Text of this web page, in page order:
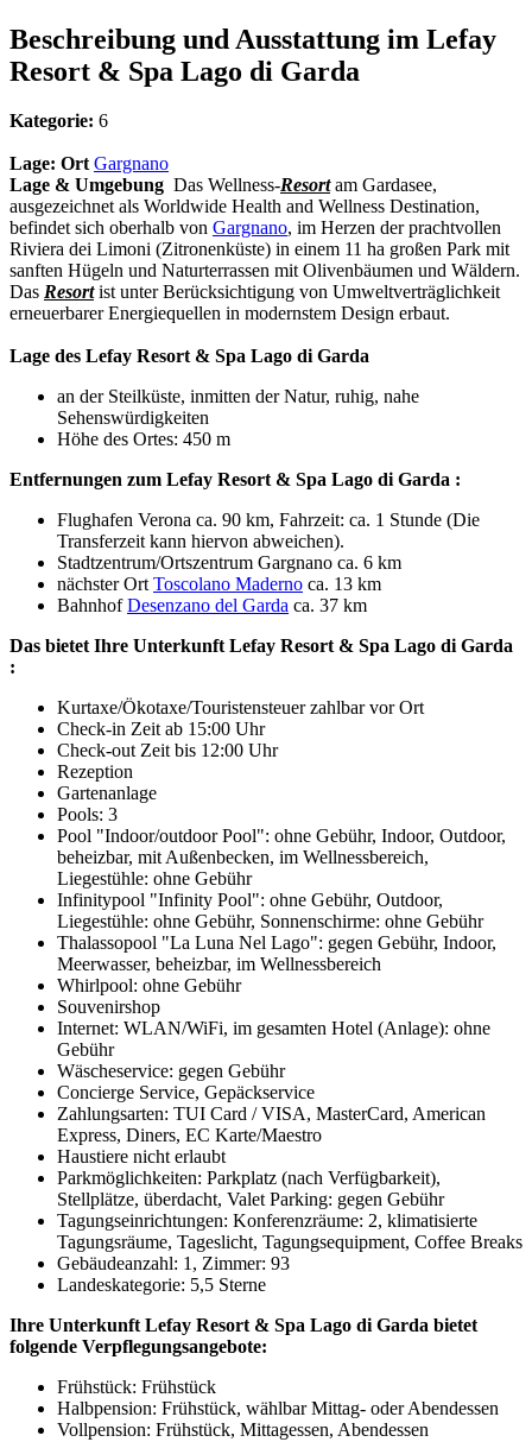
Beschreibung und Ausstattung im Lefay
Resort & Spa Lago di Garda
Kategorie: 6
Lage: Ort Gargnano
Lage & Umgebung Das Wellness-Resortam Gardasee,
ausgezeichnet als Worldwide Health and Wellness Destination,
befindet sich oberhalb von Gargnano, im Herzen der prachtvollen
Riviera dei Limoni (Zitronenküste) in einem 11 ha großen Park mit
sanften Hügeln und Naturterrassen mit Olivenbäumen und Wäldern.
Das Resortist unter Berücksichtigung von Umweltverträglichkeit
erneuerbarer Energiequellen in modernstem Design erbaut.
Lage des Lefay Resort & Spa Lago di Garda
an der Steilküste, inmitten der Natur, ruhig, nahe
Sehenswürdigkeiten
Höhe des Ortes: 450 m
Entfernungen zum Lefay Resort & Spa Lago di Garda :
Flughafen Verona ca. 90 km, Fahrzeit: ca. 1 Stunde (Die
Transferzeit kann hiervon abweichen).
Stadtzentrum/Ortszentrum Gargnano ca. 6 km
nächster OrtToscolano Maderno ca. 13 km
BahnhofDesenzano del Garda ca. 37 km
Das bietet Ihre Unterkunft Lefay Resort & Spa Lago di Garda
:
Kurtaxe/Ökotaxe/Touristensteuer zahlbar vor Ort
Check-in Zeit ab 15:00 Uhr
Check-out Zeit bis 12:00 Uhr
Rezeption
Gartenanlage
Pools: 3
Pool "Indoor/outdoor Pool": ohne Gebühr, Indoor, Outdoor,
beheizbar, mit Außenbecken, im Wellnessbereich,
Liegestühle: ohne Gebühr
Infinitypool "Infinity Pool": ohne Gebühr, Outdoor,
Liegestühle: ohne Gebühr, Sonnenschirme: ohne Gebühr
Thalassopool "La Luna Nel Lago": gegen Gebühr, Indoor,
Meerwasser, beheizbar, im Wellnessbereich
Whirlpool: ohne Gebühr
Souvenirshop
Internet: WLAN/WiFi, im gesamten Hotel (Anlage): ohne
Gebühr
Wäscheservice: gegen Gebühr
Concierge Service, Gepäckservice
Zahlungsarten: TUI Card / VISA, MasterCard, American
Express, Diners, EC Karte/Maestro
Haustiere nicht erlaubt
Parkmöglichkeiten: Parkplatz (nach Verfügbarkeit),
Stellplätze, überdacht, Valet Parking: gegen Gebühr
Tagungseinrichtungen: Konferenzräume: 2, klimatisierte
Tagungsräume, Tageslicht, Tagungsequipment, Coffee Breaks
Gebäudeanzahl: 1, Zimmer: 93
Landeskategorie: 5,5 Sterne
Ihre Unterkunft Lefay Resort & Spa Lago di Garda bietet
folgende Verpflegungsangebote:
Frühstück: Frühstück
Halbpension: Frühstück, wählbar Mittag- oder Abendessen
Vollpension: Frühstück, Mittagessen, Abendessen